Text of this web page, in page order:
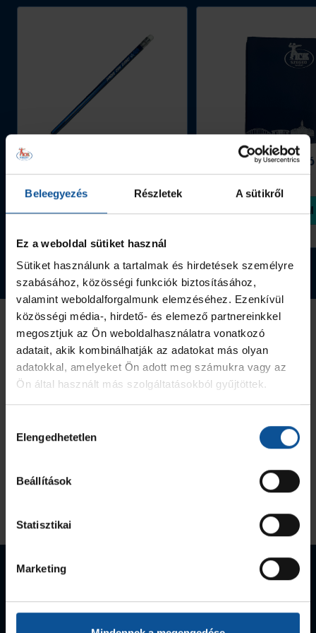
Beleegyezés Részletek A sütikről
Ez a weboldal sütiket használ
Sütiket használunk a tartalmak és hirdetések személyre
szabásához, közösségi funkciók biztosításához,
valamint weboldalforgalmunk elemzéséhez. Ezenkívül
közösségi média-, hirdető- és elemező partnereinkkel
megosztjuk az Ön weboldalhasználatra vonatkozó
adatait, akik kombinálhatják az adatokat más olyan
adatokkal, amelyeket Ön adott meg számukra vagy az
Ön által használt más szolgáltatásokból gyűjtöttek.
kiválasztása
Elengedhetetlen
Beállítások
Statisztikai
Marketing
sportoló"
díjakat.
Tovább a webshopra
390 Ft
Megvásárolom
Szeged
1 090 Ft
Megvásárolom
EHF-Kupa
Magyar kupa-